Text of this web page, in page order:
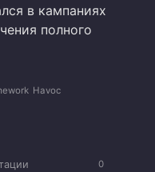
в кампаниях
полного
Havoc
0